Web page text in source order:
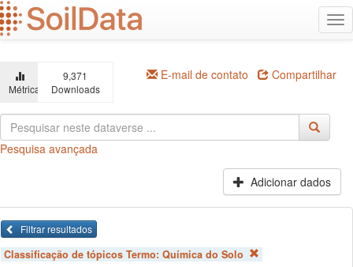
Ir
para
o
principal
Métricas
9,371
Downloads
E-mail de contato Compartilhar
Pesquisa avançada
Adicionar dados
Filtrar resultados
Classificação de tópicos Termo: Química do Solo